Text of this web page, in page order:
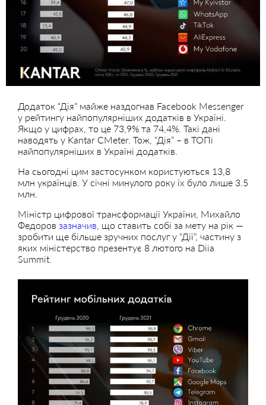
Додаток “Дія” майже наздогнав Facebook Messenger
у рейтингу найпопулярніших додатків в Україні.
Якщо у цифрах, то це 73,9% та 74,4%. Такі дані
наводять у Kantar CMeter. Тож, “Дія” – в ТОПі
найпопулярніших в Україні додатків.
На сьогодні цим застосунком користуються 13,8
млн українців. У січні минулого року їх було лише 3.5
млн.
Міністр цифрової трансформації України, Михайло
Федоров зазначив , що ставить собі за мету на рік —
зробити ще більше зручних послуг у “Дії”, частину з
яких міністерство презентує 8 лютого на Diia
Summit.